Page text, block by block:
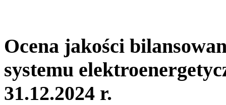
Ocena jakości
systemu
31.12.2024 r.